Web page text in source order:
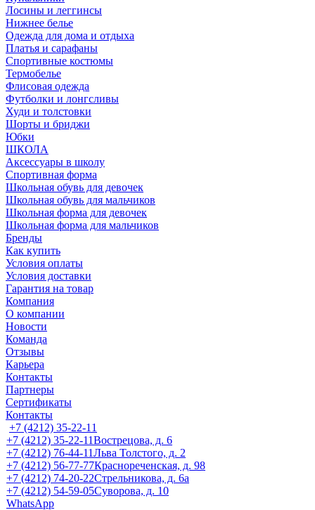
Лосины и леггинсы
Нижнее белье
Одежда для дома и отдыха
Платья и сарафаны
Спортивные костюмы
Термобелье
Флисовая одежда
Футболки и лонгсливы
Худи и толстовки
Шорты и бриджи
Юбки
ШКОЛА
Аксессуары в школу
Спортивная форма
Школьная обувь для девочек
Школьная обувь для мальчиков
Школьная форма для девочек
Школьная форма для мальчиков
Бренды
Как купить
Условия оплаты
Условия доставки
Гарантия на товар
Компания
О компании
Новости
Команда
Отзывы
Карьера
Контакты
Партнеры
Сертификаты
Контакты
+7 (4212) 35-22-11
+7 (4212) 35-22-11Вострецова, д. 6
+7 (4212) 76-44-11Льва Толстого, д. 2
+7 (4212) 56-77-77Краснореченская, д. 98
+7 (4212) 74-20-22Стрельникова, д. 6а
+7 (4212) 54-59-05Суворова, д. 10
WhatsApp